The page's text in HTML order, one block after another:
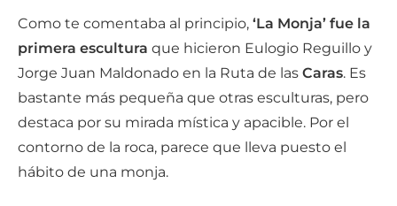
Como te comentaba al principio, ‘La Monja’ fue la
primera escultura que hicieron Eulogio Reguillo y
Jorge Juan Maldonado en la Ruta de las Caras. Es
bastante más pequeña que otras esculturas, pero
destaca por su mirada mística y apacible. Por el
contorno de la roca, parece que lleva puesto el
hábito de una monja.